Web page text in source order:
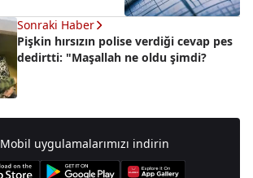
Sonraki Haber
Pişkin hırsızın polise verdiği cevap pes
dedirtti: "Maşallah ne oldu şimdi?
Mobil uygulamalarımızı indirin